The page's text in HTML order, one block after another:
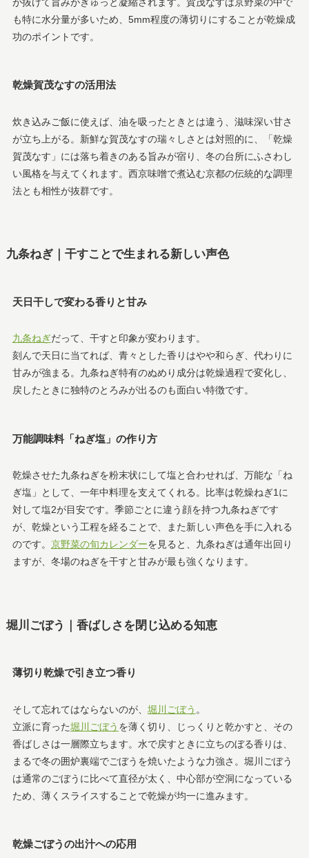
が抜けて旨みがぎゅっと凝縮されます。賀茂なすは京野菜の中で
も特に水分量が多いため、5mm程度の薄切りにすることが乾燥成
功のポイントです。
乾燥賀茂なすの活用法
炊き込みご飯に使えば、油を吸ったときとは違う、滋味深い甘さ
が立ち上がる。新鮮な賀茂なすの瑞々しさとは対照的に、「乾燥
賀茂なす」には落ち着きのある旨みが宿り、冬の台所にふさわし
い風格を与えてくれます。西京味噌で煮込む京都の伝統的な調理
法とも相性が抜群です。
九条ねぎ｜干すことで生まれる新しい声色
天日干しで変わる香りと甘み
九条ねぎだって、干すと印象が変わります。
刻んで天日に当てれば、青々とした香りはやや和らぎ、代わりに
甘みが強まる。九条ねぎ特有のぬめり成分は乾燥過程で変化し、
戻したときに独特のとろみが出るのも面白い特徴です。
万能調味料「ねぎ塩」の作り方
乾燥させた九条ねぎを粉末状にして塩と合わせれば、万能な「ね
ぎ塩」として、一年中料理を支えてくれる。比率は乾燥ねぎ1に
対して塩2が目安です。季節ごとに違う顔を持つ九条ねぎです
が、乾燥という工程を経ることで、また新しい声色を手に入れる
のです。 京野菜の旬カレンダーを見ると、九条ねぎは通年出回り
ますが、冬場のねぎを干すと甘みが最も強くなります。
堀川ごぼう｜香ばしさを閉じ込める知恵
薄切り乾燥で引き立つ香り
そして忘れてはならないのが、 堀川ごぼう 。
立派に育った堀川ごぼう を薄く切り、じっくりと乾かすと、その
香ばしさは一層際立ちます。水で戻すときに立ちのぼる香りは、
まるで冬の囲炉裏端でごぼうを焼いたような力強さ。堀川ごぼう
は通常のごぼうに比べて直径が太く、中心部が空洞になっている
ため、薄くスライスすることで乾燥が均一に進みます。
乾燥ごぼうの出汁への応用